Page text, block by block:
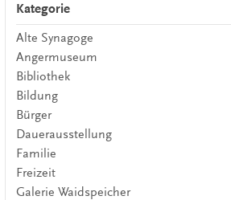
Kategorie
Alte Synagoge
Angermuseum
Bibliothek
Bildung
Bürger
Dauerausstellung
Familie
Freizeit
Galerie Waidspeicher